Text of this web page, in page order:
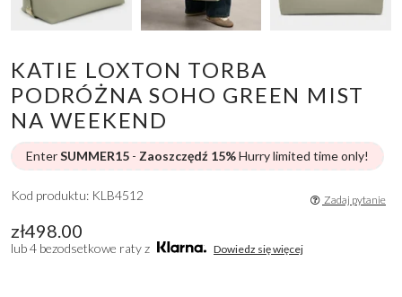
KATIE LOXTON TORBA
PODRÓŻNA SOHO GREEN MIST
NA WEEKEND
EnterSUMMER15 - Zaoszczędź 15%Hurry limited time only!
zł498.00
lub 4 bezodsetkowe raty z Dowiedz się więcej
Kod produktu: KLB4512 Zadaj pytanie